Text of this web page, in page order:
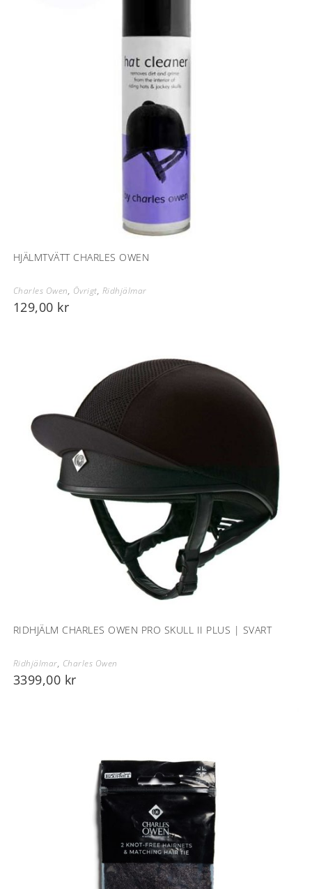
HJÄLMTVÄTT CHARLES OWEN
Charles Owen, Övrigt, Ridhjälmar
129,00 kr
RIDHJÄLM CHARLES OWEN PRO SKULL II PLUS | SVART
Ridhjälmar, Charles Owen
3399,00 kr